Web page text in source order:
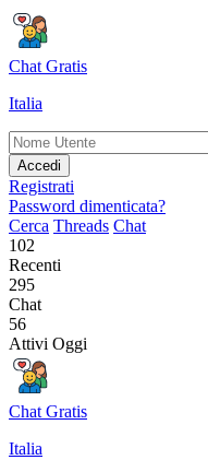
Chat Gratis
Italia
Accedi
Registrati
Password dimenticata?
Cerca Threads Chat
102
Recenti
295
Chat
56
Attivi Oggi
Chat Gratis
Italia